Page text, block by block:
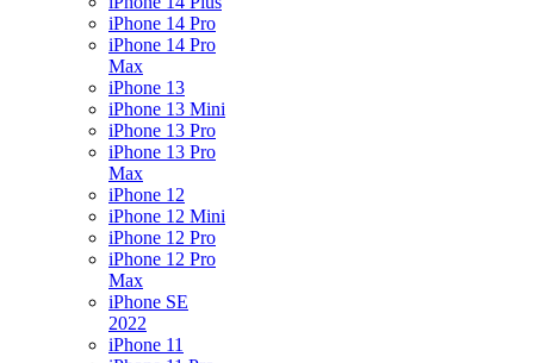
iPhone 14 Pro
iPhone 14 Pro
Max
iPhone 13
iPhone 13 Mini
iPhone 13 Pro
iPhone 13 Pro
Max
iPhone 12
iPhone 12 Mini
iPhone 12 Pro
iPhone 12 Pro
Max
iPhone SE
2022
iPhone 11